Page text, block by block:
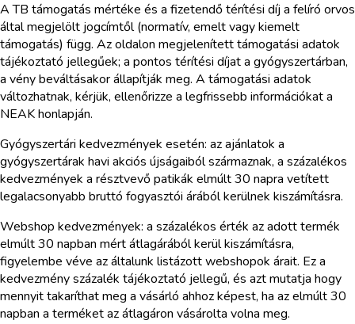
A TB támogatás mértéke és a fizetendő térítési díj a felíró orvos
által megjelölt jogcímtől (normatív, emelt vagy kiemelt
támogatás) függ. Az oldalon megjelenített támogatási adatok
tájékoztató jellegűek; a pontos térítési díjat a gyógyszertárban,
a vény beváltásakor állapítják meg. A támogatási adatok
változhatnak, kérjük, ellenőrizze a legfrissebb információkat a
NEAK honlapján.
Gyógyszertári kedvezmények esetén: az ajánlatok a
gyógyszertárak havi akciós újságaiból származnak, a százalékos
kedvezmények a résztvevő patikák elmúlt 30 napra vetített
legalacsonyabb bruttó fogyasztói árából kerülnek kiszámításra.
Webshop kedvezmények: a százalékos érték az adott termék
elmúlt 30 napban mért átlagárából kerül kiszámításra,
figyelembe véve az általunk listázott webshopok árait. Ez a
kedvezmény százalék tájékoztató jellegű, és azt mutatja hogy
mennyit takaríthat meg a vásárló ahhoz képest, ha az elmúlt 30
napban a terméket az átlagáron vásárolta volna meg.